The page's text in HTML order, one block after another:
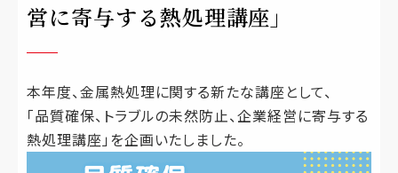
営に寄与する熱処理講座」
本年度、金属熱処理に関する新たな講座として、
「品質確保、トラブルの未然防止、企業経営に寄与する
熱処理講座」を企画いたしました。